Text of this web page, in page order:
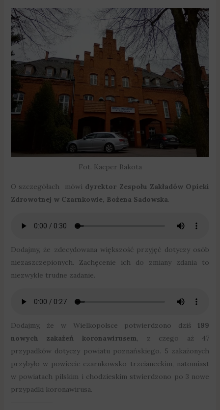
Fot. Kacper Bakota
O szczegółach mówi dyrektor Zespołu Zakładów Opieki
Zdrowotnej w Czarnkowie, Bożena Sadowska.
Dodajmy, że zdecydowana większość przyjęć dotyczy osób
niezaszczepionych. Zachęcenie ich do zmiany zdania to
niezwykle trudne zadanie.
Dodajmy, że w Wielkopolsce potwierdzono dziś199
nowych zakażeń koronawirusem, z czego aż 47
przypadków dotyczy powiatu poznańskiego. 5 zakażonych
przybyło w powiecie czarnkowsko-trzcianeckim, natomiast
w powiatach pilskim i chodzieskim stwierdzono po 3 nowe
przypadki koronawirusa.